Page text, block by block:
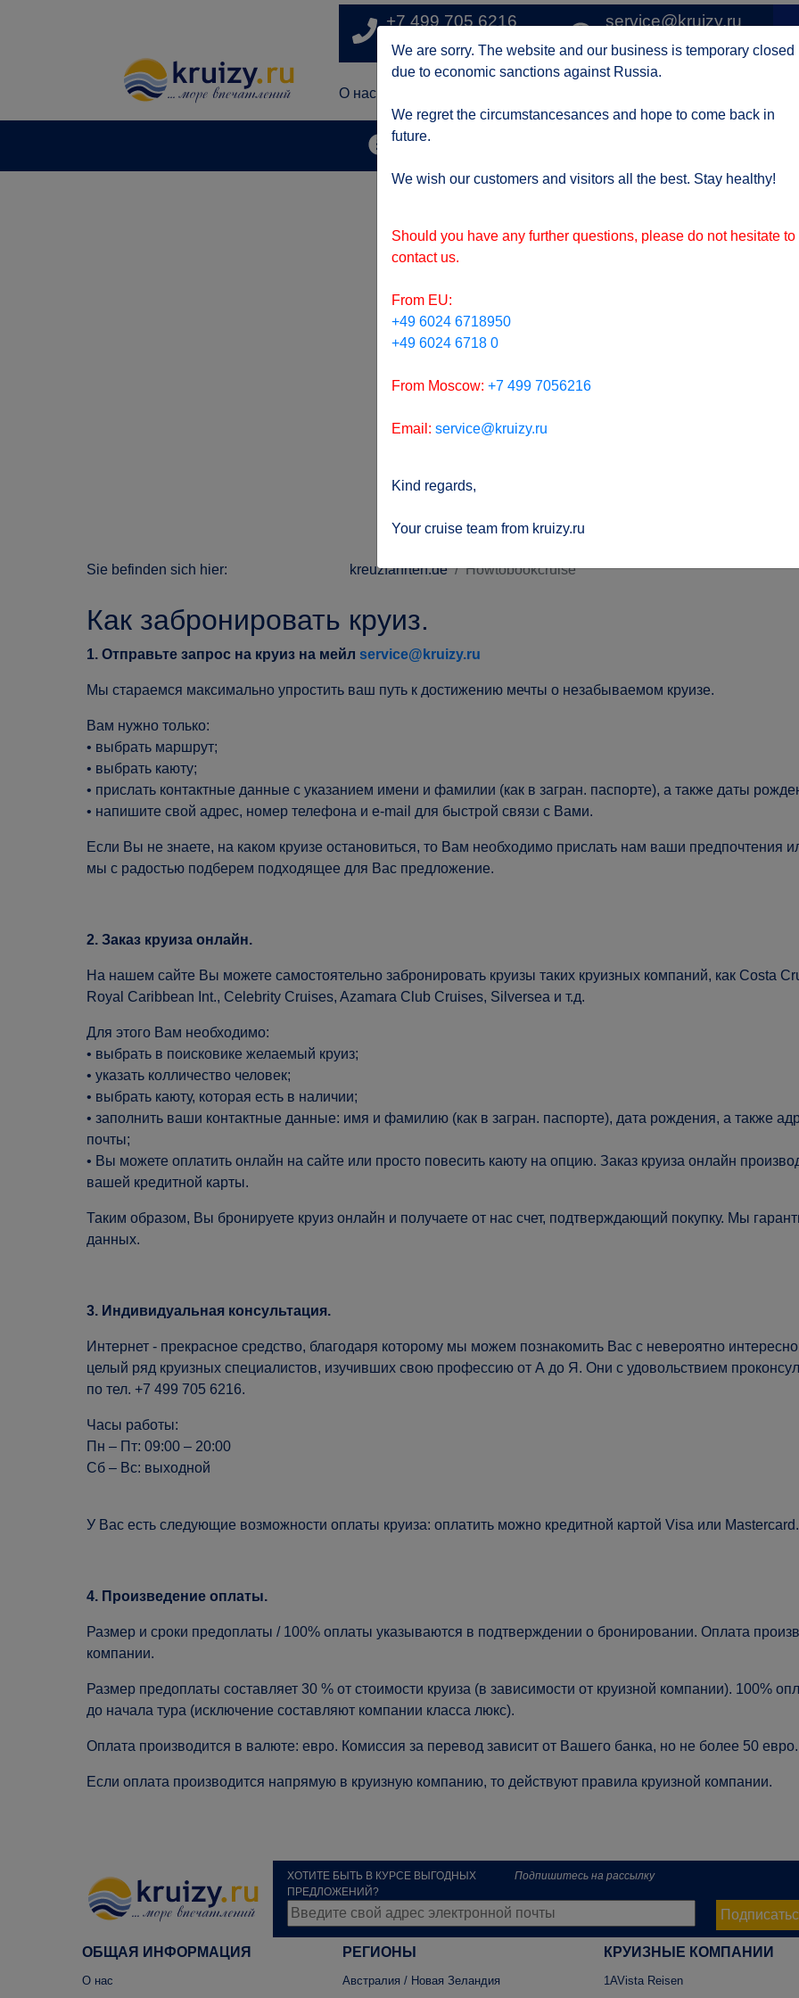
+7 499 705 6216
по Москве
service@kruizy.ru
Отправить запрос
1
О нас
Актуальная информация о короне вирусе
Sie befinden sich hier: kreuzfahrten.de Howtobookcruise
Как забронировать круиз.
1. Отправьте запрос на круиз на мейл service@kruizy.ru
Мы стараемся максимально упростить ваш путь к достижению мечты о незабываемом круизе.
Вам нужно только:
• выбрать маршрут;
• выбрать каюту;
• прислать контактные данные с указанием имени и фамилии (как в загран. паспорте), а также даты
• напишите свой адрес, номер телефона и e-mail для быстрой связи с Вами.
Если Вы не знаете, на каком круизе остановиться, то Вам необходимо прислать нам ваши предпочтения
мы с радостью подберем подходящее для Вас предложение.
2. Заказ круиза онлайн.
На нашем сайте Вы можете самостоятельно забронировать круизы таких круизных компаний, как Costa
Royal Caribbean Int., Celebrity Cruises, Azamara Club Cruises, Silversea и т.д.
Для этого Вам необходимо:
• выбрать в поисковике желаемый круиз;
• указать колличество человек;
• выбрать каюту, которая есть в наличии;
• заполнить ваши контактные данные: имя и фамилию (как в загран. паспорте), дата рождения, а также
почты;
• Вы можете оплатить онлайн на сайте или просто повесить каюту на опцию. Заказ круиза онлайн
вашей кредитной карты.
Таким образом, Вы бронируете круиз онлайн и получаете от нас счет, подтверждающий покупку. Мы
данных.
3. Индивидуальная консультация.
Интернет - прекрасное средство, благодаря которому мы можем познакомить Вас с невероятно
целый ряд круизных специалистов, изучивших свою профессию от А до Я. Они с удовольствием
по тел. +7 499 705 6216.
Часы работы:
Пн – Пт: 09:00 – 20:00
Сб – Вс: выходной
У Вас есть следующие возможности оплаты круиза: оплатить можно кредитной картой Visa или Mastercard.
4. Произведение оплаты.
Размер и сроки предоплаты / 100% оплаты указываются в подтверждении о бронировании. Оплата
компании.
Размер предоплаты составляет 30 % от стоимости круиза (в зависимости от круизной компании). 100%
до начала тура (исключение составляют компании класса люкс).
Оплата производится в валюте: евро. Комиссия за перевод зависит от Вашего банка, но не более 50 евро.
Если оплата производится напрямую в круизную компанию, то действуют правила круизной компании.
We are sorry. The website and our business is temporary closed
due to economic sanctions against Russia.
We regret the circumstancesances and hope to come back in
future.
We wish our customers and visitors all the best. Stay healthy!
Should you have any further questions, please do not hesitate to
contact us.
From EU:
+49 6024 6718950
+49 6024 6718 0
From Moscow: +7 499 7056216
Email: service@kruizy.ru
Kind regards,
Your cruise team from kruizy.ru
ХОТИТЕ БЫТЬ В КУРСЕ ВЫГОДНЫХ
ПРЕДЛОЖЕНИЙ?
Подпишитесь на рассылку
ОБЩАЯ ИНФОРМАЦИЯ
О нас
РЕГИОНЫ
Австралия / Новая Зеландия
КРУИЗНЫЕ КОМПАНИИ
1AVista Reisen